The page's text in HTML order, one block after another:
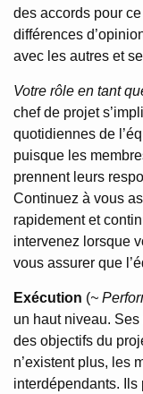
des accords pour
différences
avec les autres et
Votre rôle en tant
chef de projet
quotidiennes de
puisque les
prennent leurs
Continuez à vous
rapidement et
intervenez lorsque
vous assurer que
Exécution (~
un haut niveau. Ses
des objectifs du
n’existent plus, les
interdépendants.